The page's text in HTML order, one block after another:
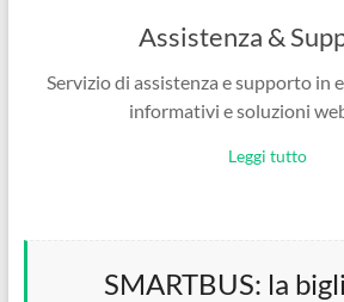
Assistenza &
Servizio di assistenza e supporto in
informativi e soluzioni
Leggi tutto
SMARTBUS: la